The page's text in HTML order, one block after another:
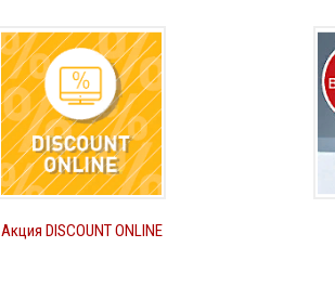
Акция DISCOUNT ONLINE